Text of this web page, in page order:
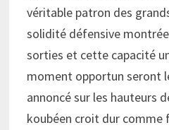
véritable patron des
solidité défensive
sorties et cette capacité
moment opportun seront
annoncé sur les hauteurs
koubéen croit dur